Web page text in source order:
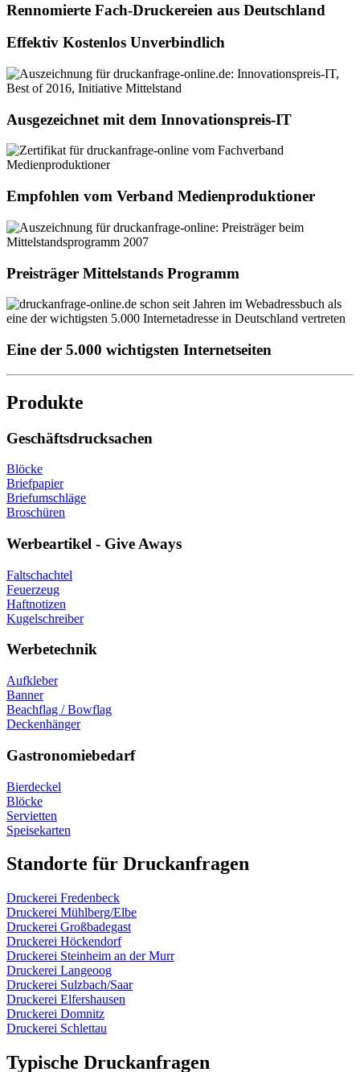
Rennomierte Fach-Druckereien aus Deutschland
Effektiv Kostenlos Unverbindlich
Ausgezeichnet mit dem Innovationspreis-IT
Empfohlen vom Verband Medienproduktioner
Preisträger Mittelstands Programm
Eine der 5.000 wichtigsten Internetseiten
Produkte
Geschäftsdrucksachen
Blöcke
Briefpapier
Briefumschläge
Broschüren
Werbeartikel - Give Aways
Faltschachtel
Feuerzeug
Haftnotizen
Kugelschreiber
Werbetechnik
Aufkleber
Banner
Beachflag / Bowflag
Deckenhänger
Gastronomiebedarf
Bierdeckel
Blöcke
Servietten
Speisekarten
Standorte für Druckanfragen
Druckerei Fredenbeck
Druckerei Mühlberg/Elbe
Druckerei Großbadegast
Druckerei Höckendorf
Druckerei Steinheim an der Murr
Druckerei Langeoog
Druckerei Sulzbach/Saar
Druckerei Elfershausen
Druckerei Domnitz
Druckerei Schlettau
Typische Druckanfragen